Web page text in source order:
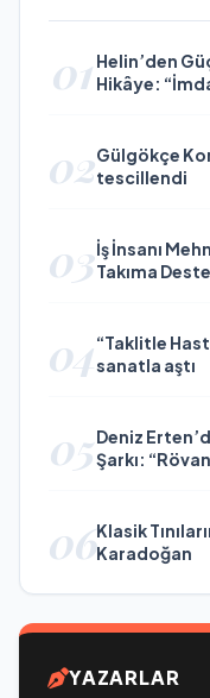
01 Helin’den
Hikâye:
02Gülgökçe
tescillendi
03İş İnsanı
Takıma
04“Taklitle
sanatla aştı
05Deniz
Şarkı:
06Klasik
Karadoğan
YAZARLAR